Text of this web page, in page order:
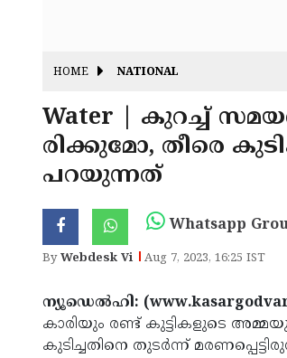
HOME NATIONAL
Water | കുറച്ച്
രിക്കുമോ, തീരെ
പറയുന്നത്
Whatsapp
ByWebdesk Vi Aug 7, 2023, 16:25 IST
ന്യൂഡെൽഹി:
കാരിയും രണ്ട് കുട്ടികളുടെ
കുടിച്ചതിനെ തുടർന്ന്